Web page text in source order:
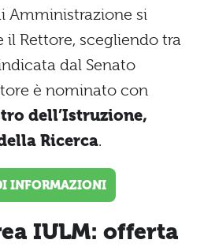
Amministrazione si
il Rettore, scegliendo tra
dal Senato
è nominato con
dell’Istruzione,
Ricerca.
INFORMAZIONI
IULM: offerta